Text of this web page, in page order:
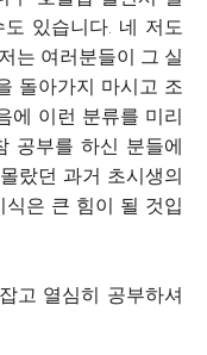
도 있습니다. 네 저도
는 여러분들이 그 실
돌아가지 마시고 조
에 이런 분류를 미리
공부를 하신 분들에
랐던 과거 초시생의
은 큰 힘이 될 것입
고 열심히 공부하셔